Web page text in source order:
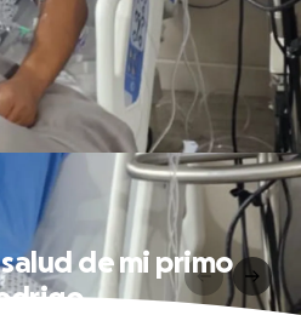
de mi primo